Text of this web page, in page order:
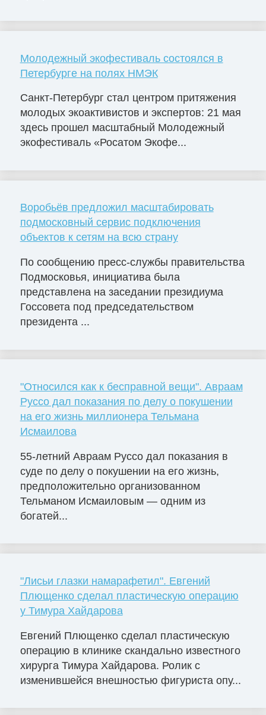
Молодежный экофестиваль состоялся в
Петербурге на полях НМЭК
Санкт-Петербург стал центром притяжения
молодых экоактивистов и экспертов: 21 мая
здесь прошел масштабный Молодежный
экофестиваль «Росатом Экофе...
Воробьёв предложил масштабировать
подмосковный сервис подключения
объектов к сетям на всю страну
По сообщению пресс-службы правительства
Подмосковья, инициатива была
представлена на заседании президиума
Госсовета под председательством
президента ...
"Относился как к бесправной вещи". Авраам
Руссо дал показания по делу о покушении
на его жизнь миллионера Тельмана
Исмаилова
55-летний Авраам Руссо дал показания в
суде по делу о покушении на его жизнь,
предположительно организованном
Тельманом Исмаиловым — одним из
богатей...
"Лисьи глазки намарафетил". Евгений
Плющенко сделал пластическую операцию
у Тимура Хайдарова
Евгений Плющенко сделал пластическую
операцию в клинике скандально известного
хирурга Тимура Хайдарова. Ролик с
изменившейся внешностью фигуриста опу...